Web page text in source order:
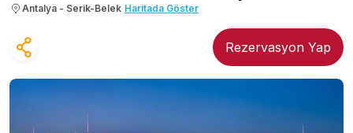
Lansmana Özel Oteller
Yurt Dışı Turlar
Antalya - Serik-Belek Haritada Göster
Rezervasyon Yap